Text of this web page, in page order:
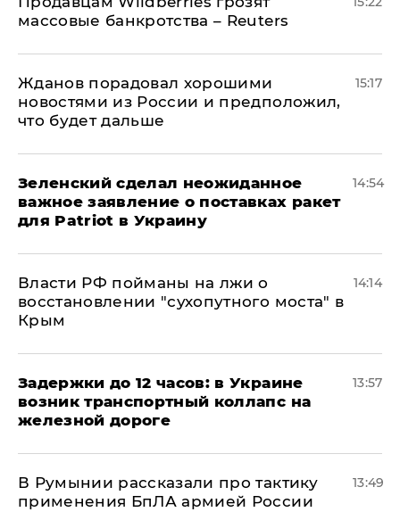
массовые банкротства – Reuters
Жданов порадовал хорошими
новостями из России и предположил,
что будет дальше
15:17
Зеленский сделал неожиданное
важное заявление о поставках ракет
для Patriot в Украину
14:54
Власти РФ пойманы на лжи о
восстановлении "сухопутного моста" в
Крым
14:14
Задержки до 12 часов: в Украине
возник транспортный коллапс на
железной дороге
13:57
В Румынии рассказали про тактику
применения БпЛА армией России
13:49